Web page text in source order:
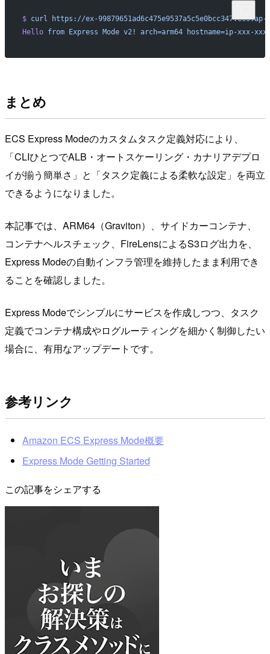
$ curl https://ex-
Hello from Express Mode v2! arch=arm64 hostname=ip-xxx-
まとめ
ECS Express Modeのカスタムタスク定義対応により、
「CLIひとつでALB・オートスケーリング・カナリアデプロ
イが揃う簡単さ」と「タスク定義による柔軟な設定」を両立
できるようになりました。
本記事では、ARM64（Graviton）、サイドカーコンテナ、
コンテナヘルスチェック、FireLensによるS3ログ出力を、
Express Modeの自動インフラ管理を維持したまま利用でき
ることを確認しました。
Express Modeでシンプルにサービスを作成しつつ、タスク
定義でコンテナ構成やログルーティングを細かく制御したい
場合に、有用なアップデートです。
参考リンク
Amazon ECS Express Mode概要
Express Mode Getting Started
この記事をシェアする